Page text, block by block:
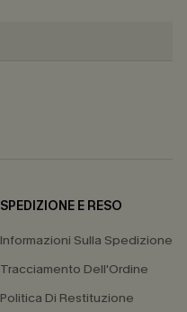
SPEDIZIONE E RESO
Informazioni Sulla Spedizione
Tracciamento Dell'Ordine
Politica Di Restituzione